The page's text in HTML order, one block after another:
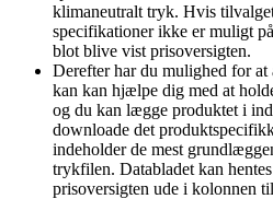
klimaneutralt tryk. Hvis
specifikationer ikke er muligt
blot blive vist prisoversigten.
Derefter har du mulighed for
kan kan hjælpe dig med at
og du kan lægge produktet i
downloade det
indeholder de mest
trykfilen. Databladet kan
prisoversigten ude i kolonnen